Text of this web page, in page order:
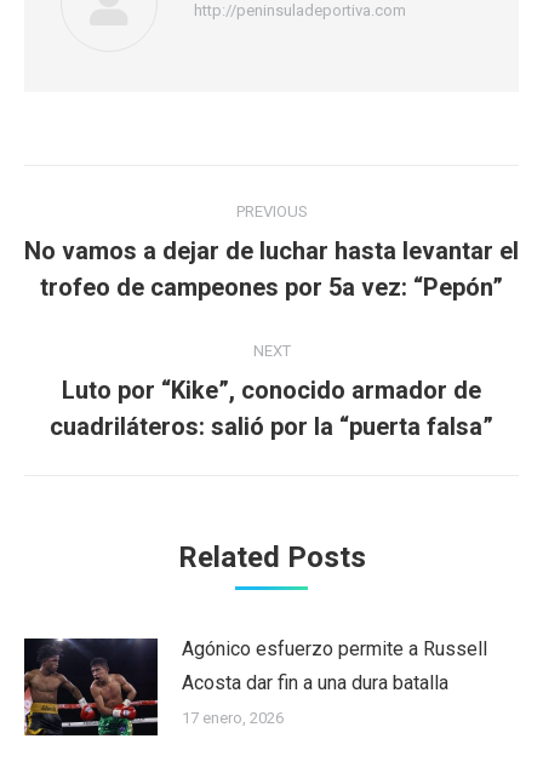
http://peninsuladeportiva.com
navigation
PREVIOUS
Previous
post:
No vamos a dejar de luchar hasta levantar el
trofeo de campeones por 5a vez: “Pepón”
NEXT
Next
post:
Luto por “Kike”, conocido armador de
cuadriláteros: salió por la “puerta falsa”
Related Posts
Agónico esfuerzo permite a Russell
Acosta dar fin a una dura batalla
17 enero, 2026